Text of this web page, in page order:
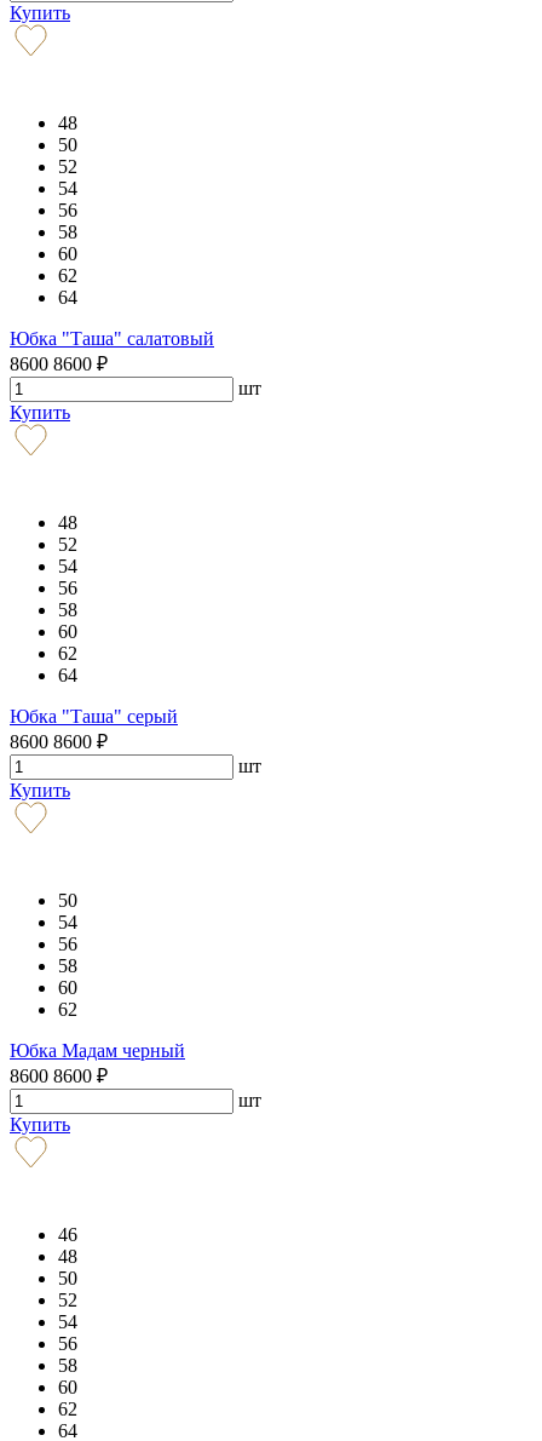
Купить
48
50
52
54
56
58
60
62
64
Юбка "Таша" салатовый
8600 8600 ₽
шт
Купить
48
52
54
56
58
60
62
64
Юбка "Таша" серый
8600 8600 ₽
шт
Купить
50
54
56
58
60
62
Юбка Мадам черный
8600 8600 ₽
шт
Купить
46
48
50
52
54
56
58
60
62
64